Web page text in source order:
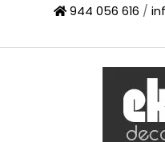
944 056 616 /
INICIO